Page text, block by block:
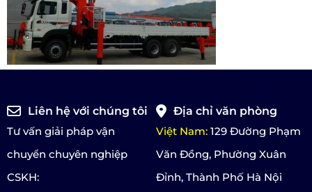
Liên hệ với chúng tôi
Tư vấn giải pháp vận
chuyển chuyên nghiệp
CSKH:
Địa chỉ văn phòng
Việt Nam: 129 Đường Phạm
Văn Đồng, Phường Xuân
Đỉnh, Thành Phố Hà Nội